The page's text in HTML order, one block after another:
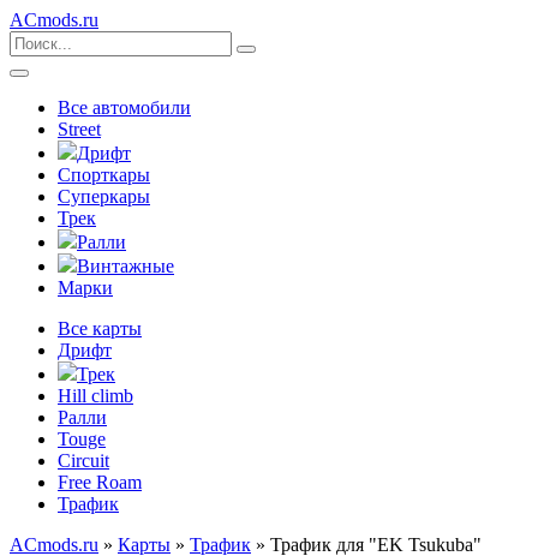
ACmods.ru
Все автомобили
Street
Дрифт
Спорткары
Суперкары
Трек
Ралли
Винтажные
Марки
Все карты
Дрифт
Трек
Hill climb
Ралли
Touge
Circuit
Free Roam
Трафик
ACmods.ru » Карты » Трафик » Трафик для "EK Tsukuba"